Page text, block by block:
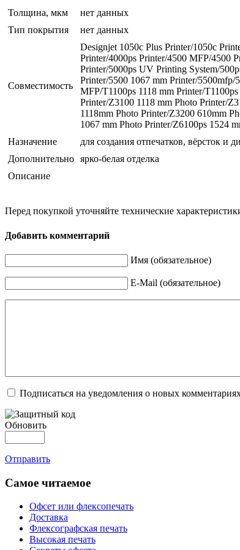
Толщина, мкм
нет данных
Тип покрытия
нет данных
Совместимость
Designjet 1050c Plus Printer/1050c
Printer/4000ps Printer/4500 MFP/4500
Printer/5000ps UV Printing System/
Printer/5500 1067 mm Printer/5500mfp/
MFP/T1100ps 1118 mm Printer/
Printer/Z3100 1118 mm Photo Printer/
1118mm Photo Printer/Z3200 610mm
1067 mm Photo Printer/Z6100ps 1524
Назначение
для создания отпечатков, вёрсток и
Дополнительно ярко-белая отделка
Описание
Перед покупкой уточняйте технические
Добавить комментарий
Имя (обязательное)
E-Mail (обязательное)
Подписаться на уведомления о новых
Обновить
Отправить
Самое читаемое
Офсет или флексопечать
Доставка
Флексографская печать
Высокая печать